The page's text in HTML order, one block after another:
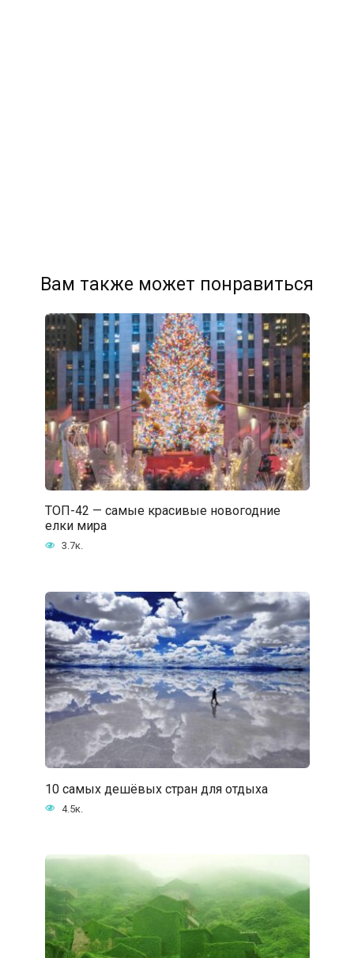
Вам также может понравиться
ТОП-42 — самые красивые новогодние
елки мира
3.7к.
10 самых дешёвых стран для отдыха
4.5к.